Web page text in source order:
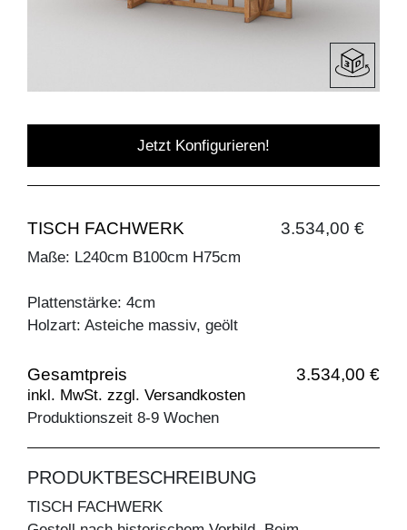
Jetzt Konfigurieren!
TISCH FACHWERK 3.534,00 €
Maße: L240cm B100cm H75cm
Plattenstärke: 4cm
Holzart: Asteiche massiv, geölt
Gesamtpreis 3.534,00 €
inkl. MwSt. zzgl. Versandkosten
Produktionszeit 8-9 Wochen
PRODUKTBESCHREIBUNG
TISCH FACHWERK